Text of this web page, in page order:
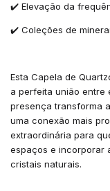
✔️ Elevação da
✔️ Coleções de
Esta Capela de
a perfeita união entre
presença transforma
uma conexão mais
extraordinária para
espaços e incorporar
cristais naturais.